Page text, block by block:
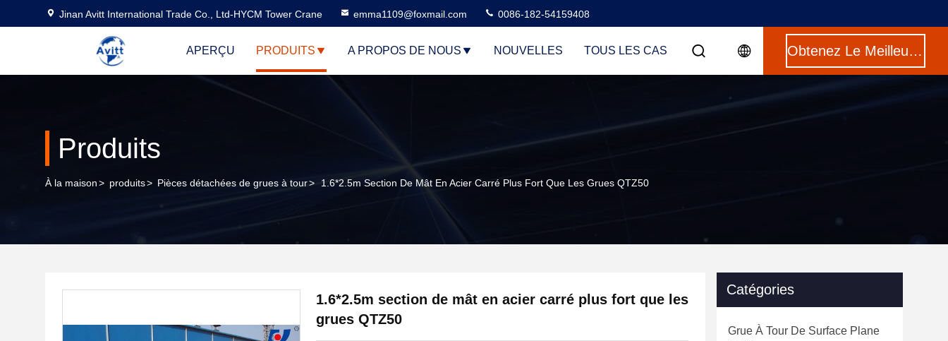
Jinan Avitt International Trade Co., Ltd-HYCM Tower Crane emma1109@foxmail.com 0086-182-54159408
APERÇU PRODUITS A PROPOS DE NOUS NOUVELLES TOUS LES CAS Obtenez Le Meilleur Prix
Produits
À la maison> produits> Pièces détachées de grues à tour> 1.6*2.5m Section De Mât En Acier Carré Plus Fort Que Les Grues QTZ50
1.6*2.5m section de mât en acier carré plus fort que les
grues QTZ50
Catégories
Grue À Tour De Surface Plane